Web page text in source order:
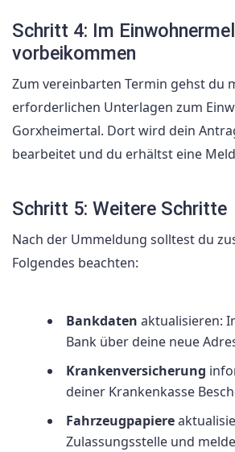
Schritt 4: Im
vorbeikommen
Zum vereinbarten Termin gehst du
erforderlichen Unterlagen zum
Gorxheimertal. Dort wird dein
bearbeitet und du erhältst eine
Schritt 5: Weitere Schritte
Nach der Ummeldung solltest du
Folgendes beachten:
Bankdaten aktualisieren:
Bank über deine neue
Krankenversicherung
deiner Krankenkasse
Fahrzeugpapiere
Zulassungsstelle und